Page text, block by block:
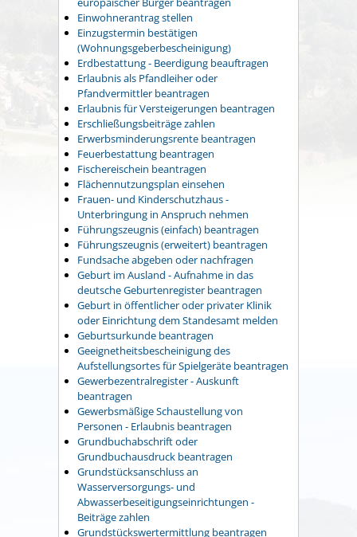
Einwohnerantrag stellen
Einzugstermin bestätigen
(Wohnungsgeberbescheinigung)
Erdbestattung - Beerdigung beauftragen
Erlaubnis als Pfandleiher oder
Pfandvermittler beantragen
Erlaubnis für Versteigerungen beantragen
Erschließungsbeiträge zahlen
Erwerbsminderungsrente beantragen
Feuerbestattung beantragen
Fischereischein beantragen
Flächennutzungsplan einsehen
Frauen- und Kinderschutzhaus -
Unterbringung in Anspruch nehmen
Führungszeugnis (einfach) beantragen
Führungszeugnis (erweitert) beantragen
Fundsache abgeben oder nachfragen
Geburt im Ausland - Aufnahme in das
deutsche Geburtenregister beantragen
Geburt in öffentlicher oder privater Klinik
oder Einrichtung dem Standesamt melden
Geburtsurkunde beantragen
Geeignetheitsbescheinigung des
Aufstellungsortes für Spielgeräte beantragen
Gewerbezentralregister - Auskunft
beantragen
Gewerbsmäßige Schaustellung von
Personen - Erlaubnis beantragen
Grundbuchabschrift oder
Grundbuchausdruck beantragen
Grundstücksanschluss an
Wasserversorgungs- und
Abwasserbeseitigungseinrichtungen -
Beiträge zahlen
Grundstückswertermittlung beantragen